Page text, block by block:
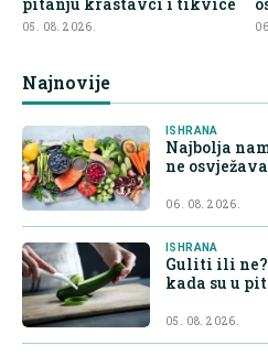
05. 08. 2026.
Najnovije
ISHRANA
Najbolja
ne
06. 08. 2026.
ISHRANA
Guliti ili
kada su u
05. 08. 2026.